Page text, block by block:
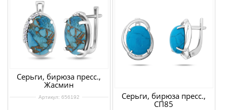
Серьги, бирюза пресс.,
Жасмин
Артикул: 656192
Серьги, бирюза пресс.,
СП85